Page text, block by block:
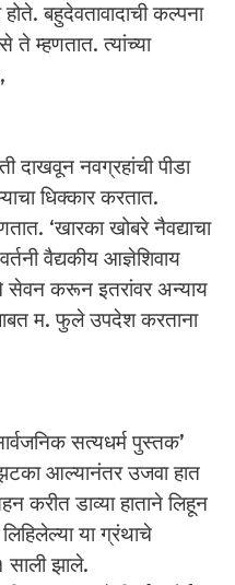
बहुदेवतावादाची कल्पना
म्हणतात. त्यांच्या
नवग्रहांची पीडा
धिक्कार करतात.
‘खारका खोबरे नैवद्याचा
वैद्यकीय आज्ञेशिवाय
सेवन करून इतरांवर अन्याय
म. फुले उपदेश करताना
सत्यधर्म पुस्तक’
झटका आल्यानंतर उजवा हात
करीत डाव्या हाताने लिहून
या ग्रंथाचे
साली झाले.